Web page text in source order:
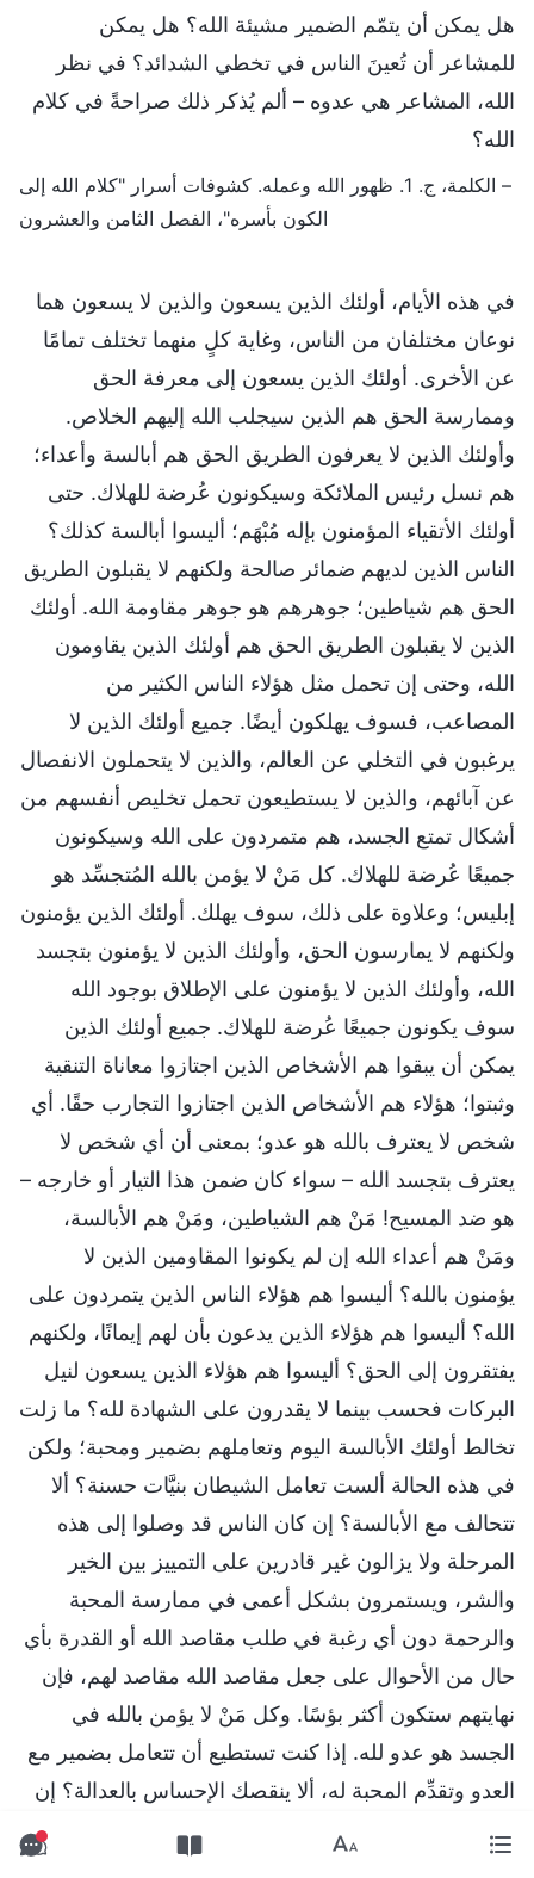
هل يمكن أن يتمّم الضمير مشيئة الله؟ هل يمكن
للمشاعر أن تُعينَ الناس في تخطي الشدائد؟ في نظر
الله، المشاعر هي عدوه – ألم يُذكر ذلك صراحةً في كلام
الله؟
– الكلمة، ج. 1. ظهور الله وعمله. كشوفات أسرار "كلام الله إلى
الكون بأسره"، الفصل الثامن والعشرون
في هذه الأيام، أولئك الذين يسعون والذين لا يسعون هما
نوعان مختلفان من الناس، وغاية كلٍ منهما تختلف تمامًا
عن الأخرى. أولئك الذين يسعون إلى معرفة الحق
وممارسة الحق هم الذين سيجلب الله إليهم الخلاص.
وأولئك الذين لا يعرفون الطريق الحق هم أبالسة وأعداء؛
هم نسل رئيس الملائكة وسيكونون عُرضة للهلاك. حتى
أولئك الأتقياء المؤمنون بإله مُبْهَم؛ أليسوا أبالسة كذلك؟
الناس الذين لديهم ضمائر صالحة ولكنهم لا يقبلون الطريق
الحق هم شياطين؛ جوهرهم هو جوهر مقاومة الله. أولئك
الذين لا يقبلون الطريق الحق هم أولئك الذين يقاومون
الله، وحتى إن تحمل مثل هؤلاء الناس الكثير من
المصاعب، فسوف يهلكون أيضًا. جميع أولئك الذين لا
يرغبون في التخلي عن العالم، والذين لا يتحملون الانفصال
عن آبائهم، والذين لا يستطيعون تحمل تخليص أنفسهم من
أشكال تمتع الجسد، هم متمردون على الله وسيكونون
جميعًا عُرضة للهلاك. كل مَنْ لا يؤمن بالله المُتجسِّد هو
إبليس؛ وعلاوة على ذلك، سوف يهلك. أولئك الذين يؤمنون
ولكنهم لا يمارسون الحق، وأولئك الذين لا يؤمنون بتجسد
الله، وأولئك الذين لا يؤمنون على الإطلاق بوجود الله
سوف يكونون جميعًا عُرضة للهلاك. جميع أولئك الذين
يمكن أن يبقوا هم الأشخاص الذين اجتازوا معاناة التنقية
وثبتوا؛ هؤلاء هم الأشخاص الذين اجتازوا التجارب حقًا. أي
شخص لا يعترف بالله هو عدو؛ بمعنى أن أي شخص لا
يعترف بتجسد الله – سواء كان ضمن هذا التيار أو خارجه –
هو ضد المسيح! مَنْ هم الشياطين، ومَنْ هم الأبالسة،
ومَنْ هم أعداء الله إن لم يكونوا المقاومين الذين لا
يؤمنون بالله؟ أليسوا هم هؤلاء الناس الذين يتمردون على
الله؟ أليسوا هم هؤلاء الذين يدعون بأن لهم إيمانًا، ولكنهم
يفتقرون إلى الحق؟ أليسوا هم هؤلاء الذين يسعون لنيل
البركات فحسب بينما لا يقدرون على الشهادة لله؟ ما زلت
تخالط أولئك الأبالسة اليوم وتعاملهم بضمير ومحبة؛ ولكن
في هذه الحالة ألست تعامل الشيطان بنيَّات حسنة؟ ألا
تتحالف مع الأبالسة؟ إن كان الناس قد وصلوا إلى هذه
المرحلة ولا يزالون غير قادرين على التمييز بين الخير
والشر، ويستمرون بشكل أعمى في ممارسة المحبة
والرحمة دون أي رغبة في طلب مقاصد الله أو القدرة بأي
حال من الأحوال على جعل مقاصد الله مقاصد لهم، فإن
نهايتهم ستكون أكثر بؤسًا. وكل مَنْ لا يؤمن بالله في
الجسد هو عدو لله. إذا كنت تستطيع أن تتعامل بضمير مع
العدو وتقدِّم المحبة له، ألا ينقصك الإحساس بالعدالة؟ إن
كنت تنسجم مع أولئك الذين أكرههم وأعارضهم، ولا تزال